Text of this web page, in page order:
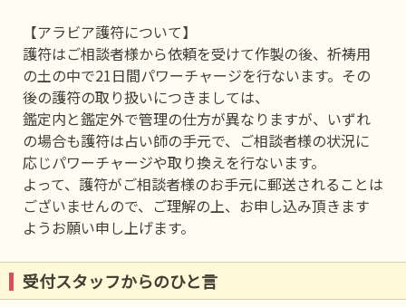
【アラビア護符について】
護符はご相談者様から依頼を受けて作製の後、祈祷用
の土の中で21日間パワーチャージを行ないます。その
後の護符の取り扱いにつきましては、
鑑定内と鑑定外で管理の仕方が異なりますが、いずれ
の場合も護符は占い師の手元で、ご相談者様の状況に
応じパワーチャージや取り換えを行ないます。
よって、護符がご相談者様のお手元に郵送されることは
ございませんので、ご理解の上、お申し込み頂きます
ようお願い申し上げます。
受付スタッフからのひと言